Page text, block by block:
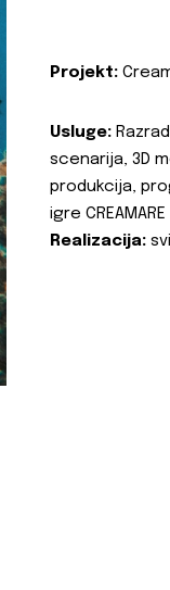
Projekt:
Usluge:
scenarija, 3D
produkcija,
igre CREAMARE
Realizacija: